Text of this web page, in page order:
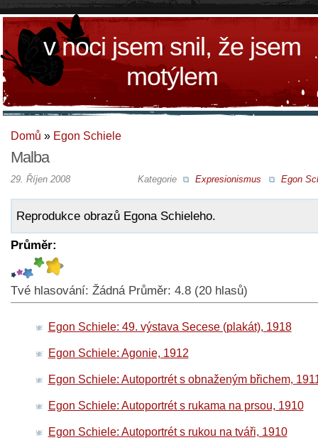
v noci jsem snil, že jsem
motýlem
Domů » Egon Schiele
Malba
Kategorie Expresionismus Egon
29. Říjen 2008
Reprodukce obrazů Egona Schieleho.
Průměr:
Tvé hlasování: Žádná Průměr: 4.8 (20 hlasů)
Egon Schiele: 49. výstava Secese (plakát), 1918
Egon Schiele: Agonie, 1912
Egon Schiele: Autoportrét s obnaženým břichem,
Egon Schiele: Autoportrét s rukama na prsou, 1910
Egon Schiele: Autoportrét s rukou na tváři, 1910